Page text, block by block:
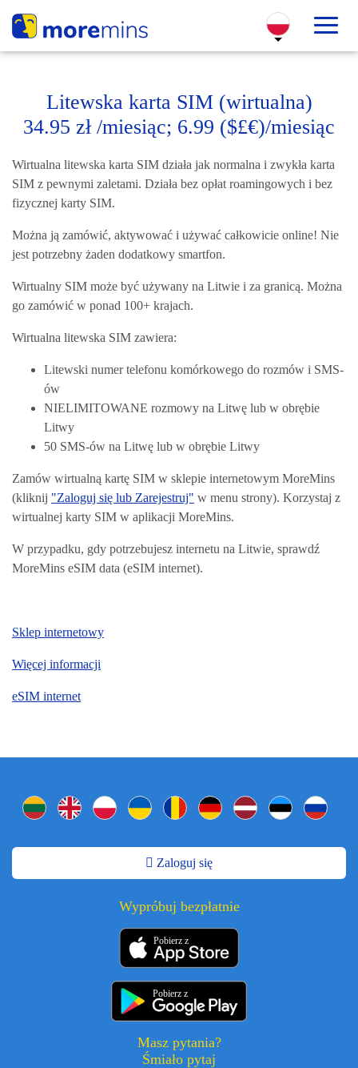
Litewska karta SIM (wirtualna)
34.95 zł /miesiąc; 6.99 ($£€)/miesiąc
Wirtualna litewska karta SIM działa jak normalna i zwykła karta
SIM z pewnymi zaletami. Działa bez opłat roamingowych i bez
fizycznej karty SIM.
Można ją zamówić, aktywować i używać całkowicie online! Nie
jest potrzebny żaden dodatkowy smartfon.
Wirtualny SIM może być używany na Litwie i za granicą. Można
go zamówić w ponad 100+ krajach.
Wirtualna litewska SIM zawiera:
Litewski numer telefonu komórkowego do rozmów i SMS-
ów
NIELIMITOWANE rozmowy na Litwę lub w obrębie
Litwy
50 SMS-ów na Litwę lub w obrębie Litwy
Zamów wirtualną kartę SIM w sklepie internetowym MoreMins
(kliknij "Zaloguj się lub Zarejestruj" w menu strony). Korzystaj z
wirtualnej karty SIM w aplikacji MoreMins.
W przypadku, gdy potrzebujesz internetu na Litwie, sprawdź
MoreMins eSIM data (eSIM internet).
Sklep internetowy
Więcej informacji
eSIM internet
Zaloguj się
Wypróbuj bezpłatnie
Pobierz z
Pobierz z
Masz pytania?
Śmiało pytaj